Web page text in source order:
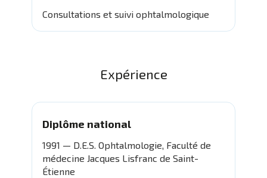
Consultations et suivi ophtalmologique
Expérience
Diplôme national
1991 — D.E.S. Ophtalmologie, Faculté de
médecine Jacques Lisfranc de Saint-
Étienne